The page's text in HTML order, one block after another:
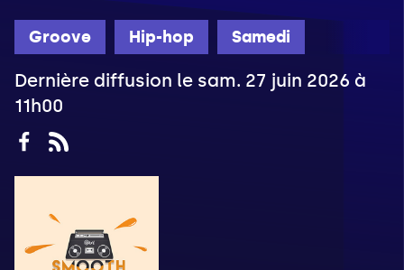
Groove Hip-hop Samedi
Dernière diffusion le sam. 27 juin 2026 à
11h00